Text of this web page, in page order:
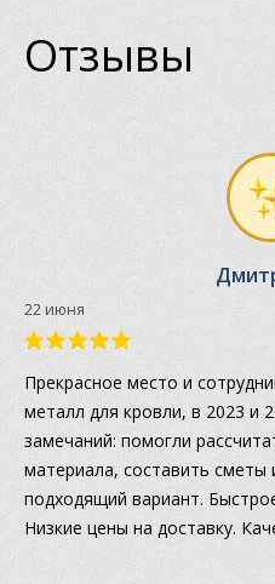
Отзывы
22 июня
Прекрасное место и
металл для кровли, в 2023 и
замечаний: помогли
материала, составить
подходящий вариант.
Низкие цены на доставку.